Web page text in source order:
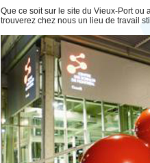
Que ce soit sur le site du Vieux-Port ou
trouverez chez nous un lieu de travail